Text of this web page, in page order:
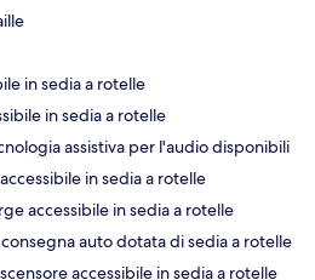
in sedia a rotelle
in sedia a rotelle
assistiva per l'audio disponibili
in sedia a rotelle
accessibile in sedia a rotelle
auto dotata di sedia a rotelle
accessibile in sedia a rotelle